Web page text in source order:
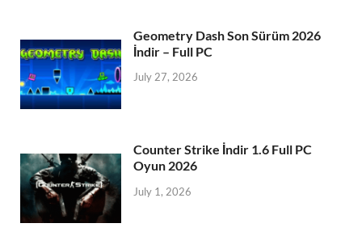
Geometry Dash Son Sürüm 2026
İndir – Full PC
July 27, 2026
Counter Strike İndir 1.6 Full PC
Oyun 2026
July 1, 2026